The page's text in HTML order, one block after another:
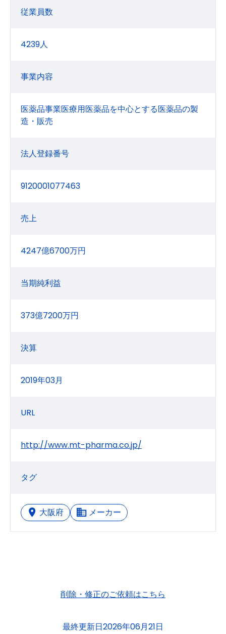
従業員数
4239人
事業内容
医薬品事業医療用医薬品を中心とする医薬品の製
造・販売
法人登録番号
9120001077463
売上
4247億6700万円
当期純利益
373億7200万円
決算
2019年03月
URL
http://www.mt-pharma.co.jp/
タグ
大阪府 メーカー
削除・修正のご依頼はこちら
最終更新日2026年06月21日